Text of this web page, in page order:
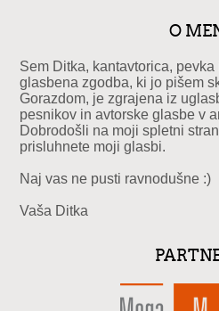
O
Sem Ditka, kantavtorica,
glasbena zgodba, ki jo pišem
Gorazdom, je zgrajena iz
pesnikov in avtorske glasbe v
Dobrodošli na moji spletni
prisluhnete moji glasbi.
Naj vas ne pusti ravnodušne :)
Vaša Ditka